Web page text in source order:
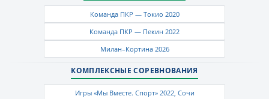
Команда ПКР — Токио 2020
Команда ПКР — Пекин 2022
Милан–Кортина 2026
КОМПЛЕКСНЫЕ СОРЕВНОВАНИЯ
Игры «Мы Вместе. Спорт» 2022, Сочи